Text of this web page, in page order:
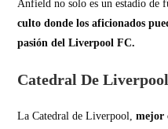
Anfield no solo es un estadio de
culto donde los aficionados
pasión del Liverpool FC.
Catedral De Liverpool
La Catedral de Liverpool,mejor